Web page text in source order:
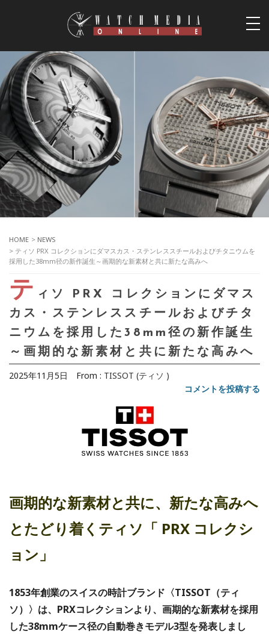
HOME > NEWS
> ティソ PRX コレクションにダマスカス・ステンレススチールおよびチタニウムを
採用した38mm径の新作誕生～画期的な新素材と共に新たな高みへ
テ ィソ PRX コレクションにダマス
カス・ステンレススチールおよびチタ
ニウムを採用した38mm径の新作誕生
～画期的な新素材と共に新たな高みへ
2025年11月5日 From : TISSOT (ティソ )
コメントを投稿する
画期的な新素材と共に、新たな高みへ
とたどり着くティソ「 PRX コレクシ
ョン」
1853年創業のスイスの時計ブランド〈TISSOT（ティ
ソ）〉は、PRXコレクションより、画期的な新素材を採用
した38mmケース径の自動巻きモデル3型を発表しまし